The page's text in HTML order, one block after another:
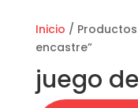
Inicio /
encastre”
juego